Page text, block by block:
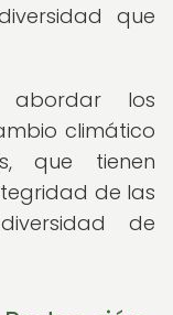
que
abordar los
climático
que tienen
de las
de